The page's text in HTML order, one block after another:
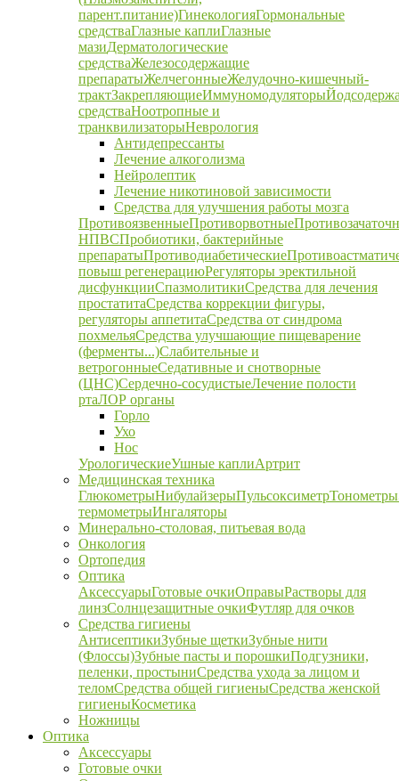
парент.питание)ГинекологияГормональные
средстваГлазные каплиГлазные
мазиДерматологические
средстваЖелезосодержащие
препаратыЖелчегонныеЖелудочно-кишечный-
трактЗакрепляющиеИммуномодуляторы
средстваНоотропные и
транквилизаторыНеврология
Антидепрессанты
Лечение алкоголизма
Нейролептик
Лечение никотиновой зависимости
Средства для улучшения работы мозга
ПротивоязвенныеПротиворвотные
НПВСПробиотики, бактерийные
препаратыПротиводиабетические
повыш регенерациюРегуляторы эректильной
дисфункцииСпазмолитикиСредства для лечения
простатитаСредства коррекции фигуры,
регуляторы аппетитаСредства от синдрома
похмельяСредства улучшающие пищеварение
(ферменты...)Слабительные и
ветрогонныеСедативные и снотворные
(ЦНС)Сердечно-сосудистыеЛечение полости
ртаЛОР органы
Горло
Ухо
Нос
УрологическиеУшные каплиАртрит
Медицинская техника
ГлюкометрыНибулайзерыПульсоксиметрТонометры
термометрыИнгаляторы
Минерально-столовая, питьевая вода
Онкология
Ортопедия
Оптика
АксессуарыГотовые очкиОправыРастворы для
линзСолнцезащитные очкиФутляр для очков
Средства гигиены
АнтисептикиЗубные щеткиЗубные нити
(Флоссы)Зубные пасты и порошкиПодгузники,
пеленки, простыниСредства ухода за лицом и
теломСредства общей гигиеныСредства женской
гигиеныКосметика
Ножницы
Оптика
Аксессуары
Готовые очки